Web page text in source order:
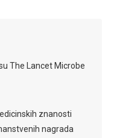
The Lancet Microbe
znanosti
nagrada